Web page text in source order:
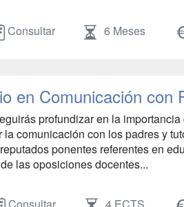
Consultar 6 Meses
en Comunicación
profundizar en la
comunicación con los padres y
ponentes referentes en
las oposiciones docentes...
Consultar 4 ECTS